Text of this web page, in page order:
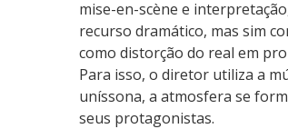
mise-en-scène e
recurso dramático, mas sim
como distorção do real em
Para isso, o diretor utiliza a
uníssona, a atmosfera se
seus protagonistas.